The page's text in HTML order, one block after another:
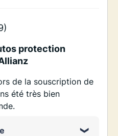
protection
de la souscription de
été très bien